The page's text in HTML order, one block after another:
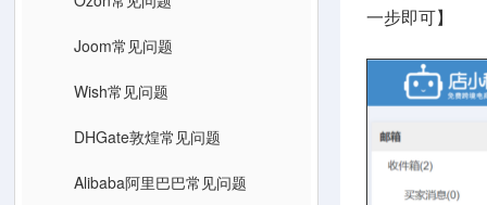
Joom常见问题
Wish常见问题
DHGate敦煌常见问题
Alibaba阿里巴巴常见问题
一步即可】